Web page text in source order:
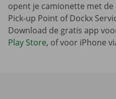
opent je camionette met
Pick-up Point of Dockx
Download de gratis app
Play Store, of voor iPhone